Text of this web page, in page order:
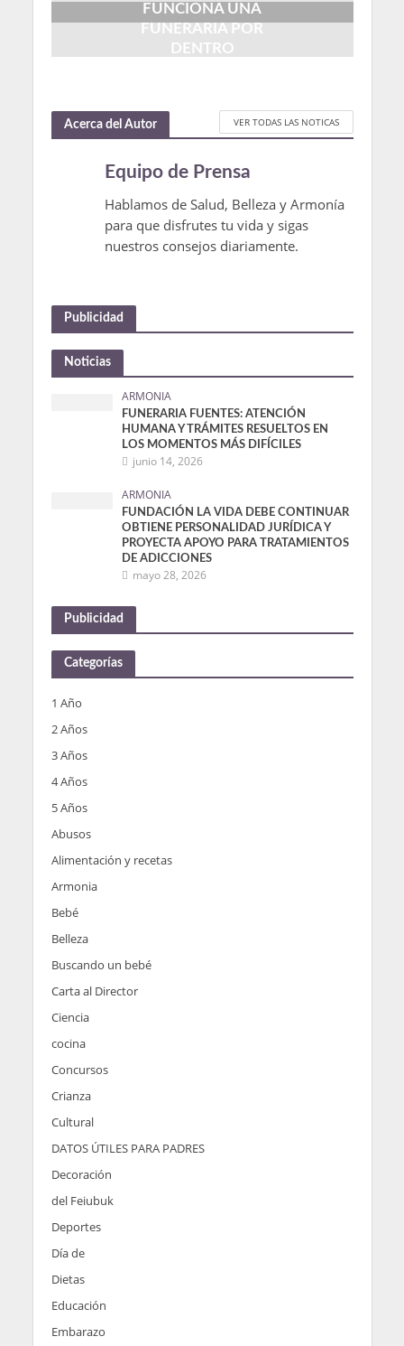
FUNCIONA UNA
FUNERARIA POR
DENTRO
Acerca del Autor VER TODAS LAS NOTICAS
Equipo de Prensa
Hablamos de Salud, Belleza y Armonía
para que disfrutes tu vida y sigas
nuestros consejos diariamente.
Publicidad
Noticias
ARMONIA
FUNERARIA FUENTES: ATENCIÓN
HUMANA Y TRÁMITES RESUELTOS EN
LOS MOMENTOS MÁS DIFÍCILES
junio 14, 2026
ARMONIA
FUNDACIÓN LA VIDA DEBE CONTINUAR
OBTIENE PERSONALIDAD JURÍDICA Y
PROYECTA APOYO PARA TRATAMIENTOS
DE ADICCIONES
mayo 28, 2026
Publicidad
Categorías
1 Año
2 Años
3 Años
4 Años
5 Años
Abusos
Alimentación y recetas
Armonia
Bebé
Belleza
Buscando un bebé
Carta al Director
Ciencia
cocina
Concursos
Crianza
Cultural
DATOS ÚTILES PARA PADRES
Decoración
del Feiubuk
Deportes
Día de
Dietas
Educación
Embarazo